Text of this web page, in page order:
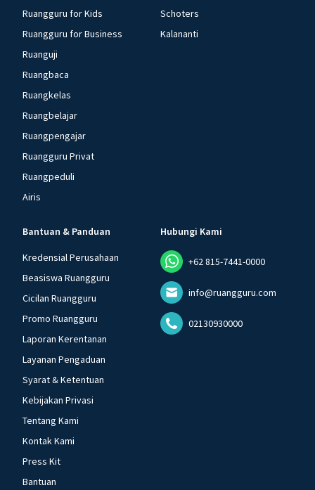
Ruangguru for Kids
Ruangguru for Business
Ruanguji
Ruangbaca
Ruangkelas
Ruangbelajar
Ruangpengajar
Ruangguru Privat
Ruangpeduli
Airis
Schoters
Kalananti
Bantuan & Panduan
Kredensial Perusahaan
Beasiswa Ruangguru
Cicilan Ruangguru
Promo Ruangguru
Laporan Kerentanan
Layanan Pengaduan
Syarat & Ketentuan
Kebijakan Privasi
Tentang Kami
Kontak Kami
Press Kit
Bantuan
Hubungi Kami
+62 815-7441-0000
info@ruangguru.com
02130930000